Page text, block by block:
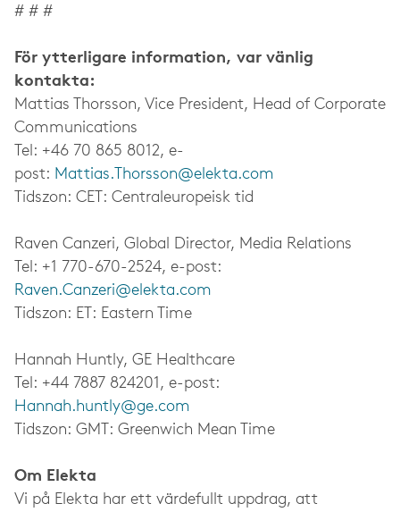
# # #
För ytterligare information, var vänlig
kontakta:
Mattias Thorsson, Vice President, Head of Corporate
Communications
Tel: +46 70 865 8012, e-
post: Mattias.Thorsson@elekta.com
Tidszon: CET: Centraleuropeisk tid
Raven Canzeri, Global Director, Media Relations
Tel: +1 770-670-2524, e-post:
Raven.Canzeri@elekta.com
Tidszon: ET: Eastern Time
Hannah Huntly, GE Healthcare
Tel: +44 7887 824201, e-post:
Hannah.huntly@ge.com
Tidszon: GMT: Greenwich Mean Time
Om Elekta
Vi på Elekta har ett värdefullt uppdrag, att